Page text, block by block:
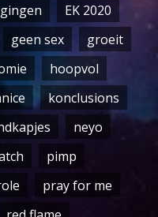
EK 2020
geen sex
groeit
hoopvol
konclusions
neyo
pimp
pray for me